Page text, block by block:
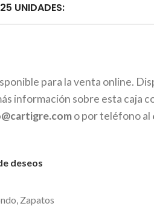
UNIDADES:
para la venta online.
información sobre esta caja
o por teléfono al
deseos
, Zapatos